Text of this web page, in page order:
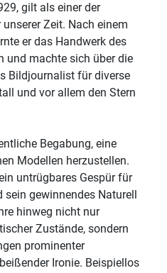
gilt als einer der
Zeit. Nach einem
er das Handwerk des
und machte sich über die
Bildjournalist für diverse
und vor allem den Stern
Begabung, eine
Modellen herzustellen.
untrügbares Gespür für
gewinnendes Naturell
hinweg nicht nur
Zustände, sondern
prominenter
Ironie. Beispiellos